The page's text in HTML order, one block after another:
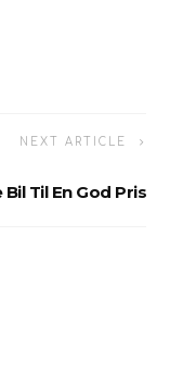
NEXT ARTICLE
Til En God Pris